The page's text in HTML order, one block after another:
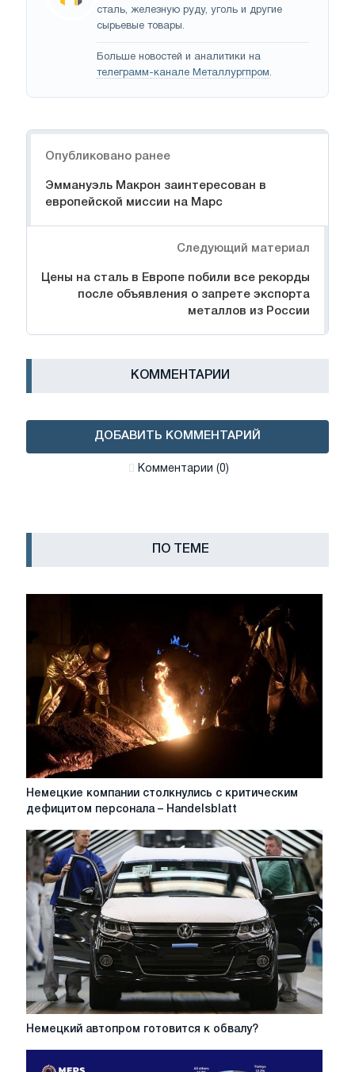
сталь, железную руду, уголь и другие
сырьевые товары.
Больше новостей и аналитики на
телеграмм-канале Металлургпром.
Опубликовано ранее
Эммануэль Макрон заинтересован в
европейской миссии на Марс
Следующий материал
Цены на сталь в Европе побили все рекорды
после объявления о запрете экспорта
металлов из России
КОММЕНТАРИИ
ДОБАВИТЬ КОММЕНТАРИЙ
Комментарии (0)
ПО ТЕМЕ
Немецкие
компании
с
критическим
дефицитом
персонала
–
Handelsblatt
Немецкие компании столкнулись с критическим
дефицитом персонала – Handelsblatt
Немецкий
Немецкий автопром готовится к обвалу?